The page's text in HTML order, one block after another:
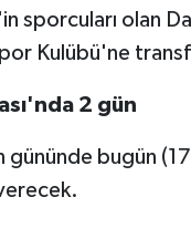
sporcuları olan
Kulübü'ne
2 gün
gününde bugün